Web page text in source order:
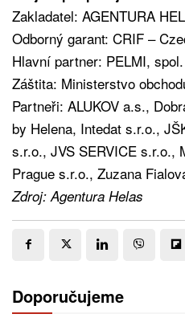
Zakladatel: AGENTURA
Odborný garant: CRIF –
Hlavní partner: PELMI,
Záštita: Ministerstvo
Partneři: ALUKOV a.s.,
by Helena, Intedat s.r.o.,
s.r.o., JVS SERVICE s.r.o.,
Prague s.r.o., Zuzana
Zdroj: Agentura Helas
Doporučujeme